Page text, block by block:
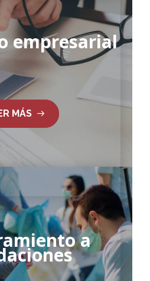
empresarial
MÁS
a